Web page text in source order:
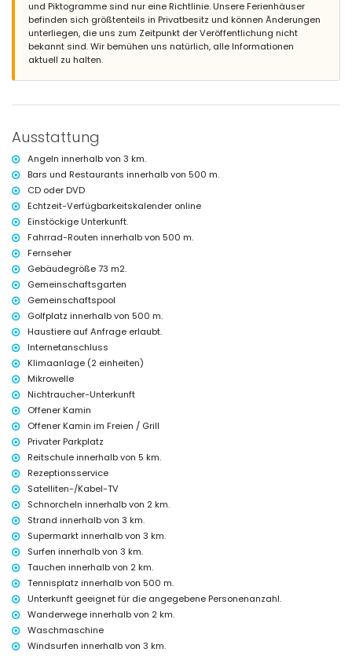
zweiter nächster Flughafen: Valencia (> 100 Kilometer)
Rauchen nicht erlaubt
bitte konsultieren, ob Haustiere erlaubt sind
Die Unterkunft ist sehr geeignet für Familien mit Kindern
Ferienhauses enthalten
Internet (WiFi)
Rezeptionsservice
Ausstattungen und Dienstleistungen gegen Aufpreis
Klimaanlage
Unterhaltung und Freizeitaktivitäten für Ihre Ferien in Moraira,
Costa Blanca
Bar (innerhalb von 500 Metern vom Haus)
Sport
Tennis, Golf (Golf Ifach) und Radfahren (innerhalb von 1000 Metern
vom Haus)
Reiten, Wandern, Angeln, Tauchen, Schnorcheln, Surfen und
Windsurfen (innerhalb von 5 Kilometern vom Haus)
und Piktogramme sind nur eine Richtlinie. Unsere Ferienhäuser
befinden sich größtenteils in Privatbesitz und können Änderungen
unterliegen, die uns zum Zeitpunkt der Veröffentlichung nicht
bekannt sind. Wir bemühen uns natürlich, alle Informationen
aktuell zu halten.
Ausstattung
Angeln innerhalb von 3 km.
Bars und Restaurants innerhalb von 500 m.
CD oder DVD
Echtzeit-Verfügbarkeitskalender online
Einstöckige Unterkunft.
Fahrrad-Routen innerhalb von 500 m.
Fernseher
Gebäudegröße 73 m2.
Gemeinschaftsgarten
Gemeinschaftspool
Golfplatz innerhalb von 500 m.
Haustiere auf Anfrage erlaubt.
Internetanschluss
Klimaanlage (2 einheiten)
Mikrowelle
Nichtraucher-Unterkunft
Offener Kamin
Offener Kamin im Freien / Grill
Privater Parkplatz
Reitschule innerhalb von 5 km.
Rezeptionsservice
Satelliten-/Kabel-TV
Schnorcheln innerhalb von 2 km.
Strand innerhalb von 3 km.
Supermarkt innerhalb von 3 km.
Surfen innerhalb von 3 km.
Tauchen innerhalb von 2 km.
Tennisplatz innerhalb von 500 m.
Unterkunft geeignet für die angegebene Personenanzahl.
Wanderwege innerhalb von 2 km.
Waschmaschine
Windsurfen innerhalb von 3 km.